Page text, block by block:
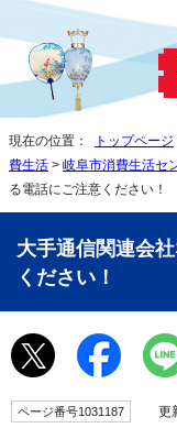
現在の位置： トップページ
費生活 > 岐阜市消費生活セ
る電話にご注意ください！
大手通信関連会
ください！
ページ番号1031187 更